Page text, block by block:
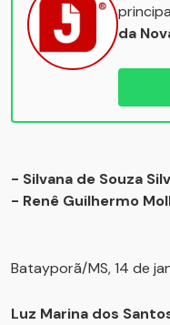
da
- Silvana de Souza
- Renê Guilhermo
Batayporã/MS, 14 de
Luz Marina dos